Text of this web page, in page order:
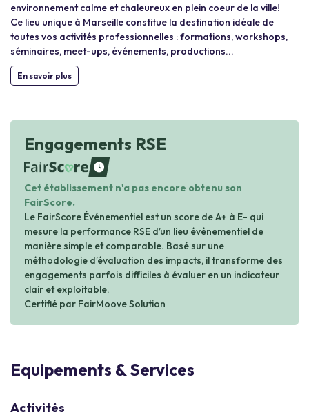
environnement calme et chaleureux en plein coeur de la ville!
Ce lieu unique à Marseille constitue la destination idéale de
toutes vos activités professionnelles : formations, workshops,
séminaires, meet-ups, événements, productions...
En savoir plus
Engagements RSE
waiting
Cet établissement n'a pas encore obtenu son
FairScore.
Le FairScore Événementiel est un score de A+ à E- qui
mesure la performance RSE d’un lieu événementiel de
manière simple et comparable. Basé sur une
méthodologie d’évaluation des impacts, il transforme des
engagements parfois difficiles à évaluer en un indicateur
clair et exploitable.
Certifié par FairMoove Solution
Equipements & Services
Activités